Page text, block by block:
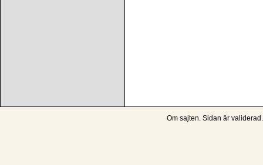
Om sajten. Sidan är validerad